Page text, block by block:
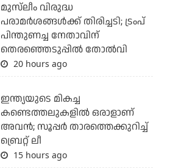
മുസ്‌ലീം വിരുദ്ധ
പരാമര്‍ശങ്ങള്‍ക്ക് തിരിച്ചടി; ട്രംപ്
പിന്തുണച്ച നേതാവിന്
തെരഞ്ഞെടുപ്പില്‍ തോല്‍വി
20 hours ago
ഇന്ത്യയുടെ മികച്ച
കണ്ടെത്തലുകളില്‍ ഒരാളാണ്
അവന്‍; സൂപ്പര്‍ താരത്തെക്കുറിച്ച്
ബ്രെറ്റ് ലീ
15 hours ago